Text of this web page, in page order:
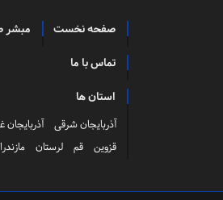
صفحه نخست مبشر
تماس با ما
استان ها
آذربایجان شرقی آذربایجان
قزوین
قم لرستان